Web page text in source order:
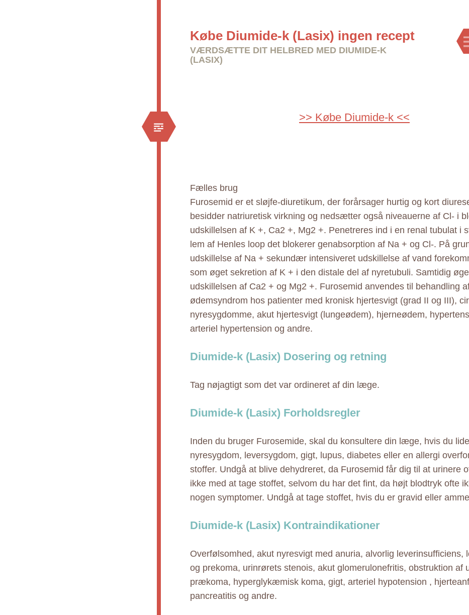
Købe Diumide-k (Lasix) ingen recept
VÆRDSÆTTE DIT HELBRED MED DIUMIDE-K
(LASIX)
>> Købe Diumide-k <<
Fælles brug
Furosemid er et sløjfe-diuretikum, der forårsager hurtig og kort
besidder natriuretisk virkning og nedsætter også niveauerne af Cl- i
udskillelsen af K +, Ca2 +, Mg2 +. Penetreres ind i en renal tubulat i
lem af Henles loop det blokerer genabsorption af Na + og Cl-. På
udskillelse af Na + sekundær intensiveret udskillelse af vand
som øget sekretion af K + i den distale del af nyretubuli. Samtidig
udskillelsen af Ca2 + og Mg2 +. Furosemid anvendes til behandling
ødemsyndrom hos patienter med kronisk hjertesvigt (grad II og III),
nyresygdomme, akut hjertesvigt (lungeødem), hjerneødem,
arteriel hypertension og andre.
Diumide-k (Lasix) Dosering og retning
Tag nøjagtigt som det var ordineret af din læge.
Diumide-k (Lasix) Forholdsregler
Inden du bruger Furosemide, skal du konsultere din læge, hvis du
nyresygdom, leversygdom, gigt, lupus, diabetes eller en allergi
stoffer. Undgå at blive dehydreret, da Furosemid får dig til at urinere
ikke med at tage stoffet, selvom du har det fint, da højt blodtryk ofte
nogen symptomer. Undgå at tage stoffet, hvis du er gravid eller
Diumide-k (Lasix) Kontraindikationer
Overfølsomhed, akut nyresvigt med anuria, alvorlig leverinsufficiens,
og prekoma, urinrørets stenois, akut glomerulonefritis, obstruktion af
prækoma, hyperglykæmisk koma, gigt, arteriel hypotension ,
pancreatitis og andre.